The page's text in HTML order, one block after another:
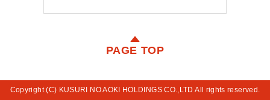
PAGE TOP
Copyright (C) KUSURI NO AOKI HOLDINGS CO.,LTD All rights reserved.